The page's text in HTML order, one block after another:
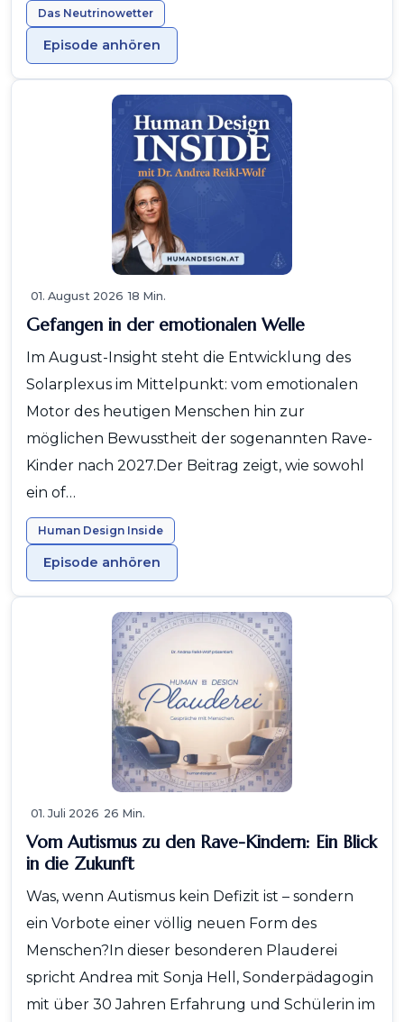
Das Neutrinowetter
Episode anhören
01. August 2026 18 Min.
Gefangen in der emotionalen Welle
Im August-Insight steht die Entwicklung des
Solarplexus im Mittelpunkt: vom emotionalen
Motor des heutigen Menschen hin zur
möglichen Bewusstheit der sogenannten Rave-
Kinder nach 2027.Der Beitrag zeigt, wie sowohl
ein of…
Human Design Inside
Episode anhören
01. Juli 2026 26 Min.
Vom Autismus zu den Rave-Kindern: Ein Blick
in die Zukunft
Was, wenn Autismus kein Defizit ist – sondern
ein Vorbote einer völlig neuen Form des
Menschen?In dieser besonderen Plauderei
spricht Andrea mit Sonja Hell, Sonderpädagogin
mit über 30 Jahren Erfahrung und Schülerin im